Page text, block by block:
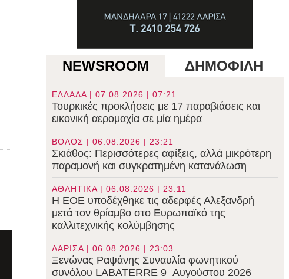
NEWSROOM ΔΗΜΟΦΙΛΗ
ΕΛΛΑΔΑ | 07.08.2026 | 07:21
Τουρκικές προκλήσεις με 17 παραβιάσεις και
εικονική αερομαχία σε μία ημέρα
ΒΟΛΟΣ | 06.08.2026 | 23:21
Σκιάθος: Περισσότερες αφίξεις, αλλά μικρότερη
παραμονή και συγκρατημένη κατανάλωση
ΑΘΛΗΤΙΚΑ | 06.08.2026 | 23:11
Η ΕΟΕ υποδέχθηκε τις αδερφές Αλεξανδρή
μετά τον θρίαμβο στο Ευρωπαϊκό της
καλλιτεχνικής κολύμβησης
ΛΑΡΙΣΑ | 06.08.2026 | 23:03
Ξενώνας Ραψάνης Συναυλία φωνητικού
συνόλου LABATERRE 9 Αυγούστου 2026